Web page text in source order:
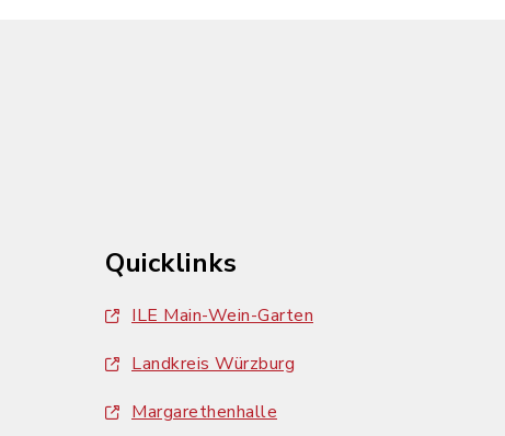
Quicklinks
ILE Main-Wein-Garten
Landkreis Würzburg
Margarethenhalle